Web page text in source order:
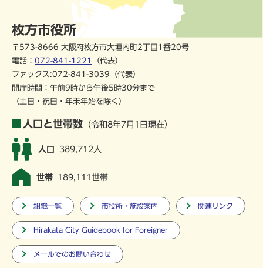
枚方市役所
〒573-8666 大阪府枚方市大垣内町2丁目1番20号
電話： 072-841-1221
（代表）
ファックス:072-841-3039（代表）
開庁時間：午前9時から午後5時30分まで
（土日・祝日・年末年始を除く）
人口と世帯数 （令和8年7月1日現在）
人口 389,712人
世帯 189,111世帯
組織一覧 市役所・施設案内 関連リンク
Hirakata City Guidebook for Foreigner
メールでのお問い合わせ